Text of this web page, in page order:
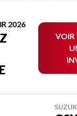
2026
VOIR